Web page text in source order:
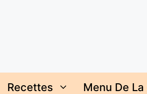
Recettes Menu De La